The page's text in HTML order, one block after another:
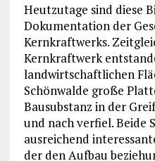
Heutzutage sind diese
Dokumentation der
Kernkraftwerks.
Kernkraftwerk
landwirtschaftlichen
Schönwalde große
Bausubstanz in der
und nach verfiel. Beide
ausreichend
der den Aufbau